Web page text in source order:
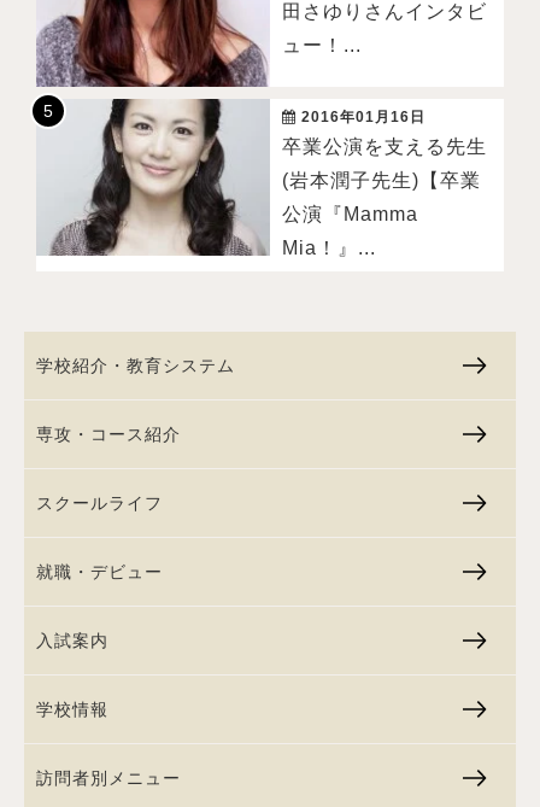
田さゆりさんインタビ
ュー！...
2016年01月16日
卒業公演を支える先生
(岩本潤子先生)【卒業
公演『Mamma
Mia！』...
学校紹介・教育システム
専攻・コース紹介
スクールライフ
就職・デビュー
入試案内
学校情報
訪問者別メニュー